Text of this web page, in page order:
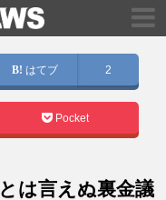
はてブ 2
Pocket
は言えぬ裏金議